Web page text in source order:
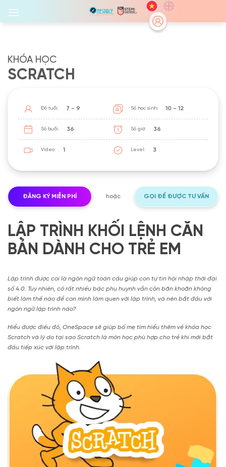
content
KHÓA HỌC
SCRATCH
Độ tuổi: 7 - 9 Số học sinh: 10 - 12
Số buổi: 36 Số giờ: 36
Video: 1 Level: 3
ĐĂNG KÝ MIỄN PHÍ hoặc GỌI ĐỂ ĐƯỢC TƯ VẤN
LẬP TRÌNH KHỐI LỆNH CĂN
BẢN DÀNH CHO TRẺ EM
Lập trình được coi là ngôn ngữ toàn cầu giúp con tự tin hội nhập thời đại
số 4.0. Tuy nhiên, có rất nhiều bậc phụ huynh vẫn còn băn khoăn không
biết làm thế nào để con mình làm quen với lập trình, và nên bắt đầu với
ngôn ngữ lập trình nào?
Hiểu được điều đó, OneSpace sẽ giúp bố mẹ tìm hiểu thêm về khóa học
Scratch và lý do tại sao Scratch là môn học phù hợp cho trẻ khi mới bắt
đầu tiếp xúc với lập trình.